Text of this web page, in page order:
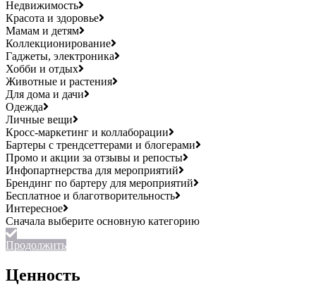
Недвижимость
Красота и здоровье
Мамам и детям
Коллекционирование
Гаджеты, электроника
Хобби и отдых
Животные и растения
Для дома и дачи
Одежда
Личные вещи
Кросс-маркетинг и коллаборации
Бартеры с трендсеттерами и блогерами
Промо и акции за отзывы и репосты
Инфопартнерства для мероприятий
Брендинг по бартеру для мероприятий
Бесплатное и благотворительность
Интересное
Продолжить
Ценность